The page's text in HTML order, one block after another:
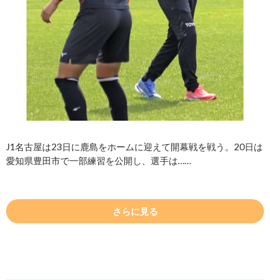
J1名古屋は23日に鹿島をホームに迎えて開幕戦を戦う。20日は
愛知県豊田市で一部練習を公開し、選手は……
さらに見る